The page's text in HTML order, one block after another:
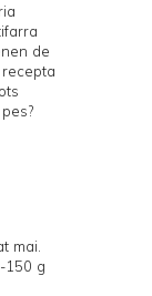
de
mai.
150 g